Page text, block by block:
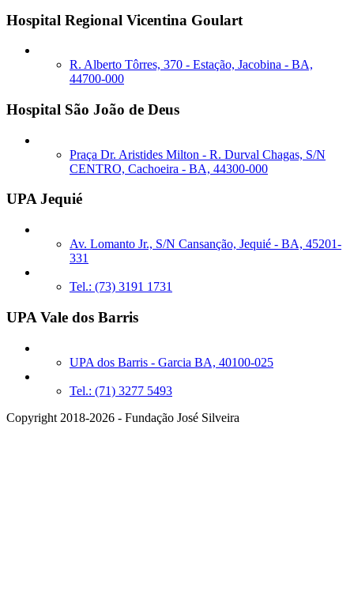
Hospital Regional Vicentina Goulart
R. Alberto Tôrres, 370 - Estação, Jacobina - BA,
44700-000
Hospital São João de Deus
Praça Dr. Aristides Milton - R. Durval Chagas, S/N
CENTRO, Cachoeira - BA, 44300-000
UPA Jequié
Av. Lomanto Jr., S/N Cansanção, Jequié - BA, 45201-
331
Tel.: (73) 3191 1731
UPA Vale dos Barris
UPA dos Barris - Garcia BA, 40100-025
Tel.: (71) 3277 5493
Copyright 2018-2026 - Fundação José Silveira